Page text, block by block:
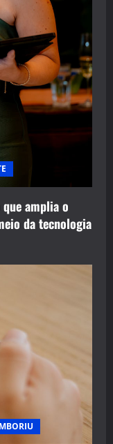
amplia o
da tecnologia